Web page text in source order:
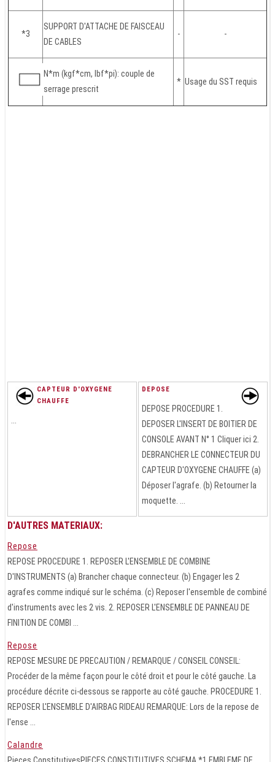
*3
SUPPORT D'ATTACHE DE FAISCEAU
DE CABLES
- -
N*m (kgf*cm, lbf*pi): couple de
serrage prescrit
* Usage du SST requis
CAPTEUR D'OXYGENE
CHAUFFE
DEPOSE
DEPOSE PROCEDURE 1.
DEPOSER L'INSERT DE BOITIER DE
CONSOLE AVANT N° 1 Cliquer ici 2.
DEBRANCHER LE CONNECTEUR DU
CAPTEUR D'OXYGENE CHAUFFE (a)
Déposer l'agrafe. (b) Retourner la
moquette. ...
D'AUTRES MATERIAUX:
Repose
REPOSE PROCEDURE 1. REPOSER L'ENSEMBLE DE COMBINE
D'INSTRUMENTS (a) Brancher chaque connecteur. (b) Engager les 2
agrafes comme indiqué sur le schéma. (c) Reposer l'ensemble de combiné
d'instruments avec les 2 vis. 2. REPOSER L'ENSEMBLE DE PANNEAU DE
FINITION DE COMBI ...
Repose
REPOSE MESURE DE PRECAUTION / REMARQUE / CONSEIL CONSEIL:
Procéder de la même façon pour le côté droit et pour le côté gauche. La
procédure décrite ci-dessous se rapporte au côté gauche. PROCEDURE 1.
REPOSER L'ENSEMBLE D'AIRBAG RIDEAU REMARQUE: Lors de la repose de
l'ense ...
Calandre
Pieces ConstitutivesPIECES CONSTITUTIVES SCHEMA *1 EMBLEME DE